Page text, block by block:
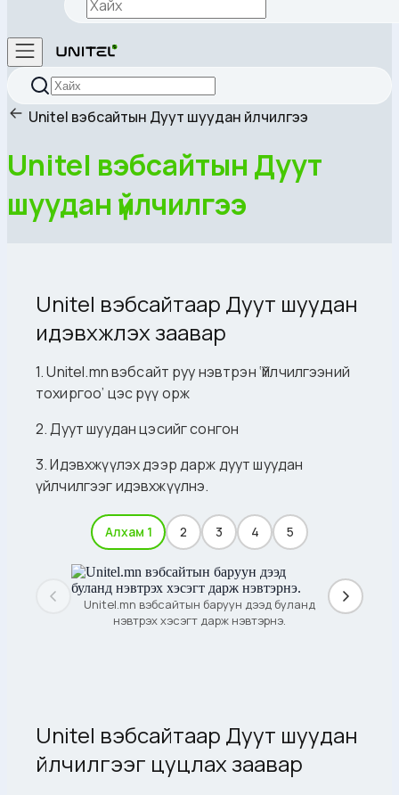
Unitel вэбсайтын Дуут шуудан үйлчилгээ
Unitel вэбсайтын Дуут
шуудан үйлчилгээ
Unitel вэбсайтаар Дуут шуудан
идэвхжүүлэх заавар
1. Unitel.mn вэбсайт руу нэвтрэн ‘Үйлчилгээний
тохиргоо’ цэс рүү орж
2. Дуут шуудан цэсийг сонгон
3. Идэвхжүүлэх дээр дарж дуут шуудан
үйлчилгээг идэвхжүүлнэ.
Алхам 1 2 3 4 5
Unitel.mn вэбсайтын баруун дээд буланд
нэвтрэх хэсэгт дарж нэвтэрнэ.
Unitel вэбсайтаар Дуут шуудан
үйлчилгээг цуцлах заавар